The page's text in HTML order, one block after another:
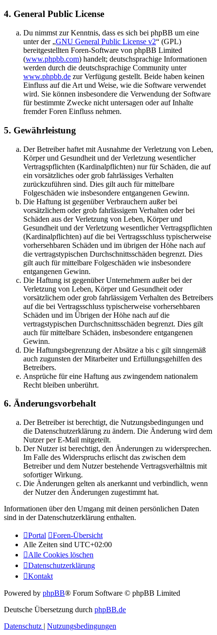
4. General Public License
Du nimmst zur Kenntnis, dass es sich bei phpBB um eine
unter der „GNU General Public License v2“ (GPL)
bereitgestellten Foren-Software von phpBB Limited
(www.phpbb.com) handelt; deutschsprachige Informationen
werden durch die deutschsprachige Community unter
www.phpbb.de zur Verfügung gestellt. Beide haben keinen
Einfluss auf die Art und Weise, wie die Software verwendet
wird. Sie können insbesondere die Verwendung der Software
für bestimmte Zwecke nicht untersagen oder auf Inhalte
fremder Foren Einfluss nehmen.
5. Gewährleistung
Der Betreiber haftet mit Ausnahme der Verletzung von Leben,
Körper und Gesundheit und der Verletzung wesentlicher
Vertragspflichten (Kardinalpflichten) nur für Schäden, die auf
ein vorsätzliches oder grob fahrlässiges Verhalten
zurückzuführen sind. Dies gilt auch für mittelbare
Folgeschäden wie insbesondere entgangenen Gewinn.
Die Haftung ist gegenüber Verbrauchern außer bei
vorsätzlichem oder grob fahrlässigem Verhalten oder bei
Schäden aus der Verletzung von Leben, Körper und
Gesundheit und der Verletzung wesentlicher Vertragspflichten
(Kardinalpflichten) auf die bei Vertragsschluss typischerweise
vorhersehbaren Schäden und im übrigen der Höhe nach auf
die vertragstypischen Durchschnittsschäden begrenzt. Dies
gilt auch für mittelbare Folgeschäden wie insbesondere
entgangenen Gewinn.
Die Haftung ist gegenüber Unternehmern außer bei der
Verletzung von Leben, Körper und Gesundheit oder
vorsätzlichem oder grob fahrlässigem Verhalten des Betreibers
auf die bei Vertragsschluss typischerweise vorhersehbaren
Schäden und im Übrigen der Höhe nach auf die
vertragstypischen Durchschnittsschäden begrenzt. Dies gilt
auch für mittelbare Schäden, insbesondere entgangenen
Gewinn.
Die Haftungsbegrenzung der Absätze a bis c gilt sinngemäß
auch zugunsten der Mitarbeiter und Erfüllungsgehilfen des
Betreibers.
Ansprüche für eine Haftung aus zwingendem nationalem
Recht bleiben unberührt.
6. Änderungsvorbehalt
Der Betreiber ist berechtigt, die Nutzungsbedingungen und
die Datenschutzerklärung zu ändern. Die Änderung wird dem
Nutzer per E-Mail mitgeteilt.
Der Nutzer ist berechtigt, den Änderungen zu widersprechen.
Im Falle des Widerspruchs erlischt das zwischen dem
Betreiber und dem Nutzer bestehende Vertragsverhältnis mit
sofortiger Wirkung.
Die Änderungen gelten als anerkannt und verbindlich, wenn
der Nutzer den Änderungen zugestimmt hat.
Informationen über den Umgang mit deinen persönlichen Daten
sind in der Datenschutzerklärung enthalten.
Portal
Foren-Übersicht
Alle Zeiten sind UTC+02:00
Alle Cookies löschen
Datenschutzerklärung
Kontakt
Powered by phpBB® Forum Software © phpBB Limited
Deutsche Übersetzung durch phpBB.de
Datenschutz | Nutzungsbedingungen